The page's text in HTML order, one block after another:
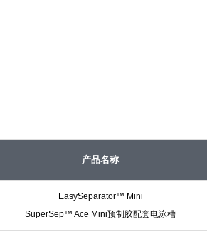
产品名称
EasySeparator™ Mini
SuperSep™ Ace Mini预制胶配套电泳槽